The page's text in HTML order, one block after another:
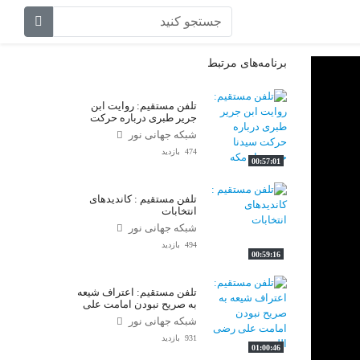
برنامه‌های مرتبط
00:57:01
تلفن مستقیم: روایت ابن
جریر طبری درباره حرکت
سیدنا حسین از مکه
شبکه جهانی نور
474 بازدید
00:59:16
تلفن مستقیم : کاندیدهای
انتخابات
شبکه جهانی نور
494 بازدید
01:00:46
تلفن مستقیم: اعتراف شیعه
به صریح نبودن امامت علی
رضی الله عنه
شبکه جهانی نور
931 بازدید